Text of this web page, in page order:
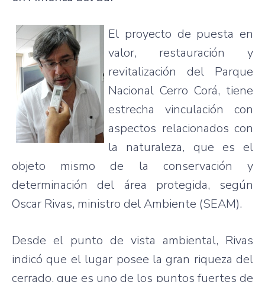
El proyecto de puesta en
valor, restauración y
revitalización del Parque
Nacional Cerro Corá, tiene
estrecha
vinculación con
aspectos relacionados con
la naturaleza, que es el
objeto
mismo de la conservación y
determinación del área protegida, según
Oscar Rivas, ministro delAmbiente (SEAM).
Desde el punto de vista ambiental, Rivas
indicó que el lugar posee lagran riqueza del
cerrado,que es uno de los puntos fuertes de